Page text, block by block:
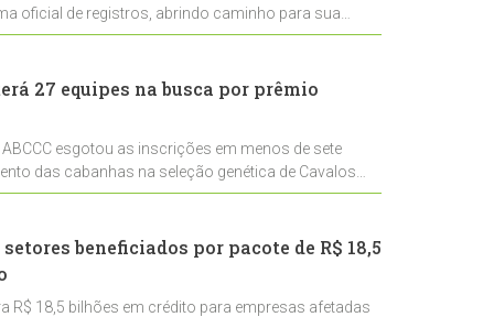
oficial de registros, abrindo caminho para sua
27 equipes na busca por prêmio
esgotou as inscrições em menos de sete
das cabanhas na seleção genética de Cavalos
beneficiados por pacote de R$ 18,5
R$ 18,5 bilhões em crédito para empresas afetadas